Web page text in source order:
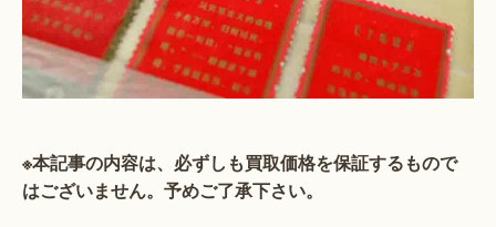
※本記事の内容は、必ずしも買取価格を保証するもので
はございません。予めご了承下さい。